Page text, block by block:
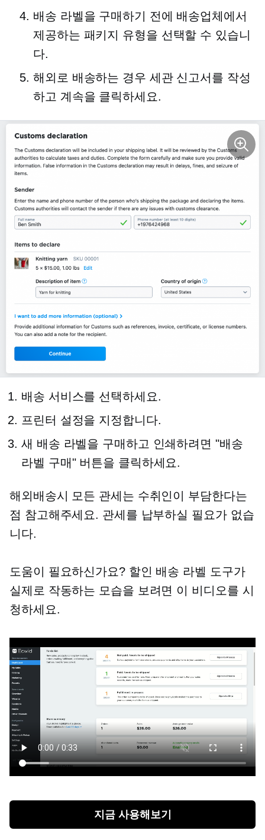
배송 라벨을 구매하기 전에 배송업체에서
제공하는 패키지 유형을 선택할 수 있습니
다.
해외로 배송하는 경우 세관 신고서를 작성
하고 계속을 클릭하세요.
배송 서비스를 선택하세요.
프린터 설정을 지정합니다.
새 배송 라벨을 구매하고 인쇄하려면 "배송
라벨 구매" 버튼을 클릭하세요.
해외배송시 모든 관세는 수취인이 부담한다는
점 참고해주세요. 관세를 납부하실 필요가 없습
니다.
도움이 필요하신가요? 할인 배송 라벨 도구가
실제로 작동하는 모습을 보려면 이 비디오를 시
청하세요.
지금 사용해보기